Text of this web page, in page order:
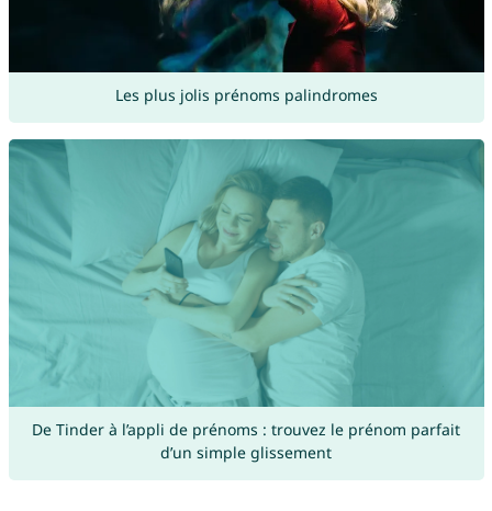
Les plus jolis prénoms palindromes
De Tinder à l’appli de prénoms : trouvez le prénom parfait
d’un simple glissement